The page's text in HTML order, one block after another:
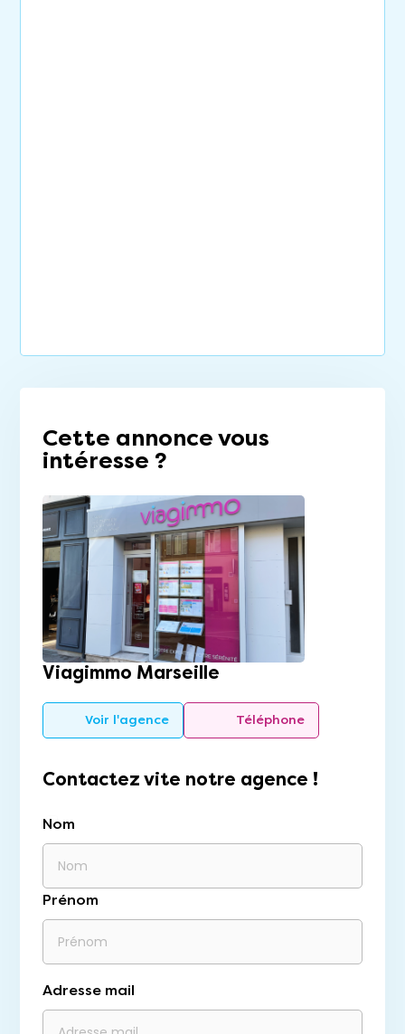
Cette annonce vous
intéresse ?
Viagimmo Marseille
Voir l'agence Téléphone
Contactez vite notre agence !
Nom
Prénom
Adresse mail